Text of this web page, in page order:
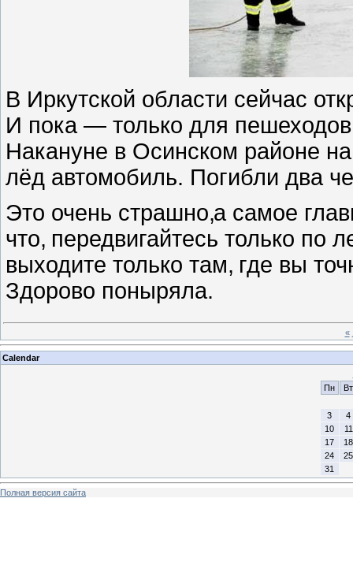
В Иркутской области сейчас
И пока — только для
Накануне в Осинском районе
лёд автомобиль. Погибли два
Это очень страшно,а самое
что, передвигайтесь только
выходите только там, где вы
Здорово поныряла.
«
Calendar
Пн
Вт
3
4
10
11
17
18
24
25
31
Полная версия сайта